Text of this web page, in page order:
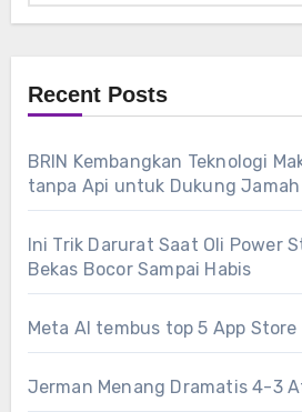
Recent Posts
BRIN Kembangkan Teknologi
tanpa Api untuk Dukung Jamah
Ini Trik Darurat Saat Oli Power
Bekas Bocor Sampai Habis
Meta AI tembus top 5 App
Jerman Menang Dramatis 4-3